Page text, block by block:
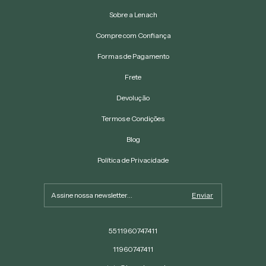
Sobre a Lenach
Compre com Confiança
Formas de Pagamento
Frete
Devolução
Termos e Condições
Blog
Política de Privacidade
5511960747411
11960747411